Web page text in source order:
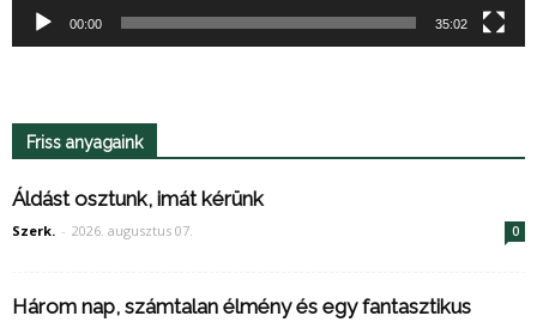
00:00 35:02
Friss anyagaink
Áldást osztunk, imát kérünk
Szerk. - 2026. augusztus 07. 0
Három nap, számtalan élmény és egy fantasztikus